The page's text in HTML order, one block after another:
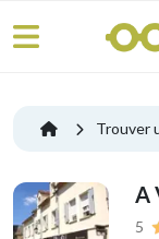
Trouver
A
5